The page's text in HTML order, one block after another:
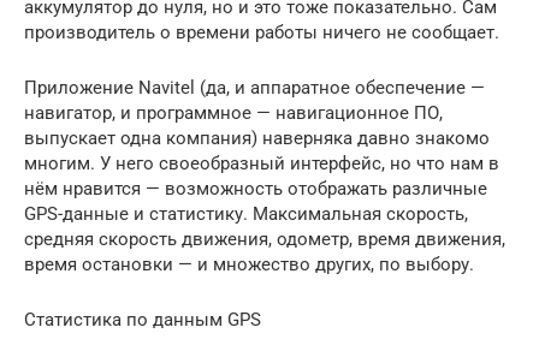
аккумулятор до нуля, но и это тоже показательно. Сам
производитель о времени работы ничего не сообщает.
Приложение Navitel (да, и аппаратное обеспечение —
навигатор, и программное — навигационное ПО,
выпускает одна компания) наверняка давно знакомо
многим. У него своеобразный интерфейс, но что нам в
нём нравится — возможность отображать различные
GPS-данные и статистику. Максимальная скорость,
средняя скорость движения, одометр, время движения,
время остановки — и множество других, по выбору.
Статистика по данным GPS